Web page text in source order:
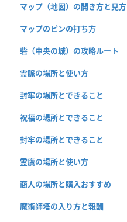
マップ（地図）の開き方と見方
マップのピンの打ち方
砦（中央の城）の攻略ルート
霊脈の場所と使い方
封牢の場所とできること
祝福の場所とできること
封牢の場所とできること
霊鷹の場所と使い方
商人の場所と購入おすすめ
魔術師塔の入り方と報酬